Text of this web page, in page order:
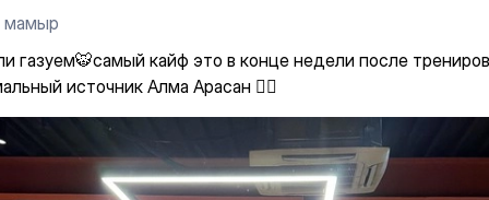
мамыр
газуем🐯самый кайф это в конце недели после
источник Алма Арасан 😮‍💨